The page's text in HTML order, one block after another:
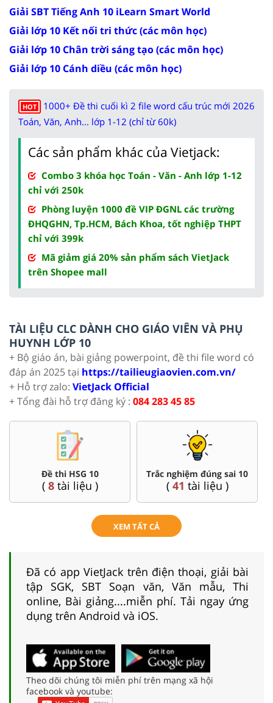
Giải SBT Tiếng Anh 10 iLearn Smart World
Giải lớp 10 Kết nối tri thức (các môn học)
Giải lớp 10 Chân trời sáng tạo (các môn học)
Giải lớp 10 Cánh diều (các môn học)
HOT
1000+ Đề thi cuối kì 2 file word cấu trúc mới 2026
Toán, Văn, Anh... lớp 1-12 (chỉ từ 60k)
Các sản phẩm khác của Vietjack:
Combo 3 khóa học Toán - Văn - Anh lớp 1-12
chỉ với 250k
Phòng luyện 1000 đề VIP ĐGNL các trường
ĐHQGHN, Tp.HCM, Bách Khoa, tốt nghiệp THPT
chỉ với 399k
Mã giảm giá 20% sản phẩm sách VietJack
trên Shopee mall
TÀI LIỆU CLC DÀNH CHO GIÁO VIÊN VÀ PHỤ
HUYNH LỚP 10
+ Bộ giáo án, bài giảng powerpoint, đề thi file word có
đáp án 2025 tại https://tailieugiaovien.com.vn/
+ Hỗ trợ zalo: VietJack Official
+ Tổng đài hỗ trợ đăng ký : 084 283 45 85
Đề thi giữa kì, cuối kì 10
254tài liệu )
Bài giảng Powerpoint Văn,
Sử, Địa 10....
( 42 tài liệu )
XEM TẤT CẢ
Đã có app VietJack trên điện thoại, giải bài
tập SGK, SBT Soạn văn, Văn mẫu, Thi
online, Bài giảng....miễn phí. Tải ngay ứng
dụng trên Android và iOS.
Theo dõi chúng tôi miễn phí trên mạng xã hội
facebook và youtube: